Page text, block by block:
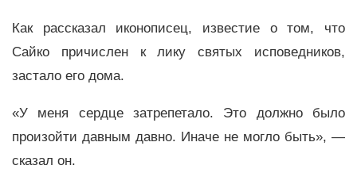
Как рассказал иконописец, известие о том, что
Сайко причислен к лику святых исповедников,
застало его дома.
«У меня сердце затрепетало. Это должно было
произойти давным давно. Иначе не могло быть», —
сказал он.